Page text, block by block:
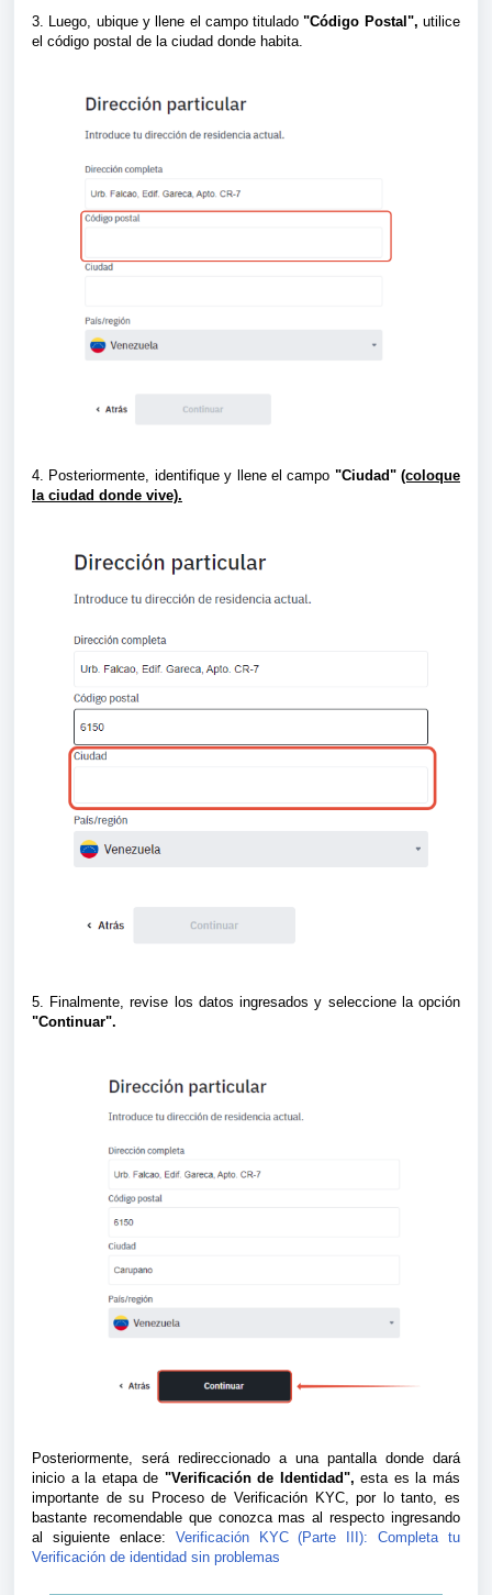
3. Luego, ubique y llene el campo titulado"Código Postal",utilice
el código postal de la ciudad donde habita.
4. Posteriormente, identifique y llene el campo "Ciudad" (coloque
la ciudad donde vive).
5. Finalmente, revise los datos ingresados y seleccione la opción
"Continuar".
Posteriormente, será redireccionado a una pantalla donde dará
inicio a la etapa de "Verificación de Identidad", esta es la más
importante de su Proceso de Verificación KYC, por lo tanto, es
bastante recomendable que conozca mas al respecto ingresando
al siguiente enlace: Verificación KYC (Parte III): Completa tu
Verificación de identidad sin problemas